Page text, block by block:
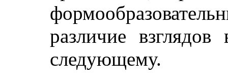
различие взглядов
следующему.